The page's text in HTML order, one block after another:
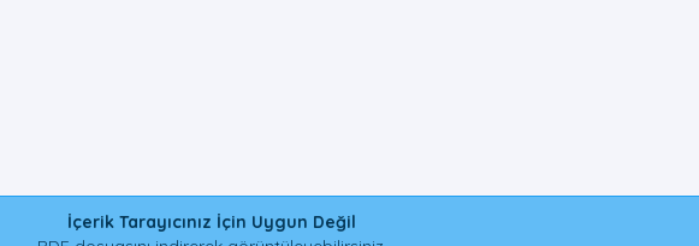
İçerik Tarayıcınız İçin Uygun Değil